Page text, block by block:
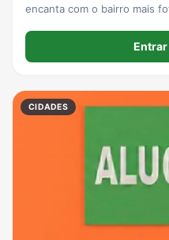
encanta com o bairro mais
vizinhos e apaixonados por
CIDADES